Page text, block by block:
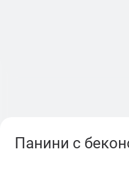
Панини с